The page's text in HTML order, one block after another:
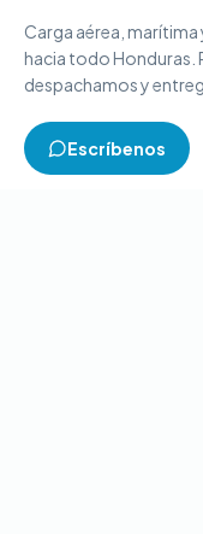
Carga aérea,
hacia todo Honduras.
despachamos y
Escríbenos